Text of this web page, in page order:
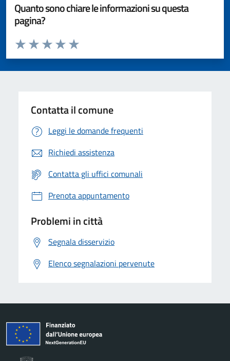
Quanto sono chiare le informazioni su questa
pagina?
Valuta da 1 a 5 stelle la pagina
Valuta 5 stelle su 5
Valuta 4 stelle su 5
Valuta 3 stelle su 5
Valuta 2 stelle su 5
Valuta 1 stelle su 5
Contatta il comune
Leggi le domande frequenti
Richiedi assistenza
Contatta gli uffici comunali
Prenota appuntamento
Problemi in città
Segnala disservizio
Elenco segnalazioni pervenute